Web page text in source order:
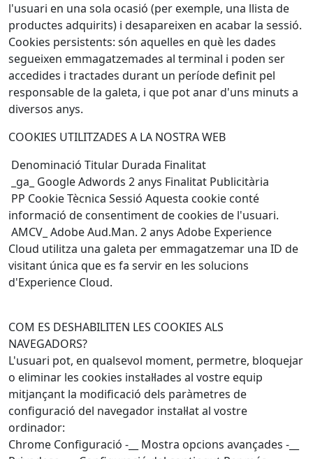
l'usuari en una sola ocasió (per exemple, una llista de
productes adquirits) i desapareixen en acabar la sessió.
Cookies persistents: són aquelles en què les dades
segueixen emmagatzemades al terminal i poden ser
accedides i tractades durant un període definit pel
responsable de la galeta, i que pot anar d'uns minuts a
diversos anys.
COOKIES UTILITZADES A LA NOSTRA WEB
Denominació Titular Durada Finalitat
_ga_ Google Adwords 2 anys Finalitat Publicitària
PP Cookie Tècnica Sessió Aquesta cookie conté
informació de consentiment de cookies de l'usuari.
AMCV_ Adobe Aud.Man. 2 anys Adobe Experience
Cloud utilitza una galeta per emmagatzemar una ID de
visitant única que es fa servir en les solucions
d'Experience Cloud.
COM ES DESHABILITEN LES COOKIES ALS
NAVEGADORS?
L'usuari pot, en qualsevol moment, permetre, bloquejar
o eliminar les cookies instal·lades al vostre equip
mitjançant la modificació dels paràmetres de
configuració del navegador instal·lat al vostre
ordinador:
Chrome Configuració -__ Mostra opcions avançades -__